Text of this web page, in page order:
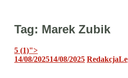
Tag: Marek Zubik
5 (1)">
14/08/202514/08/2025 Redakcja